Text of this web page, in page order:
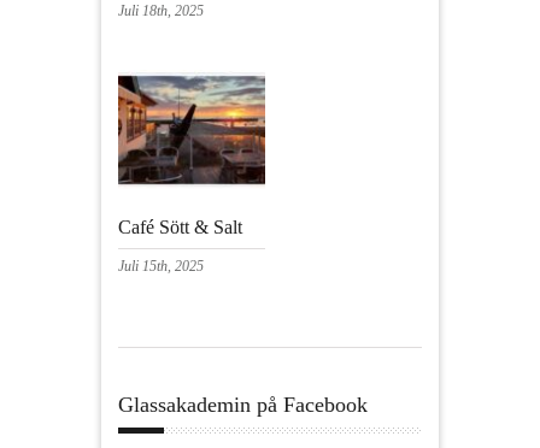
Juli 18th, 2025
Café Sött & Salt
Juli 15th, 2025
Glassakademin på Facebook